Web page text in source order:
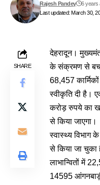
Last updated: March 30,
Rajesh Pandey 6 years
SHARE
देहरादून।
के संक्रमण से
68,457
स्वीकृति दी है।
करोड़ रुपये का
से किया जाएगा।
स्वास्थ्य विभाग
से किया जा चुका
लाभान्वितों में
14595